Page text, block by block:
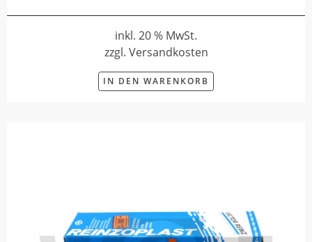
inkl. 20 % MwSt.
zzgl. Versandkosten
IN DEN WARENKORB